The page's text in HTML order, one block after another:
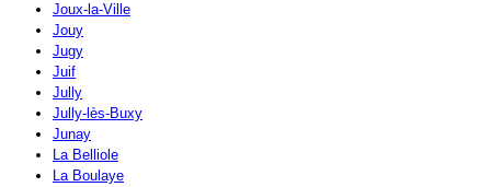
Joux-la-Ville
Jouy
Jugy
Juif
Jully
Jully-lès-Buxy
Junay
La Belliole
La Boulaye